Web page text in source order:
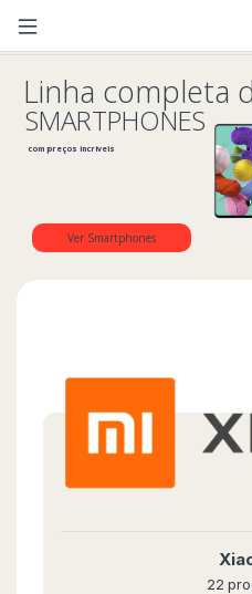
SMARTPHONES
com preços incríveis
Linha completa d
Ver Smartphones
22